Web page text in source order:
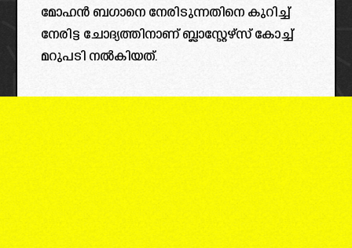
മോഹൻ ബഗാനെ നേരിടുന്നതിനെ കുറിച്ച്
നേരിട്ട ചോദ്യത്തിനാണ് ബ്ലാസ്റ്റേഴ്‌സ് കോച്ച്
മറുപടി നൽകിയത്.